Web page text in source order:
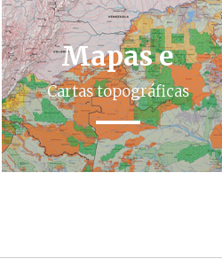
Mapas e
Cartas topográficas